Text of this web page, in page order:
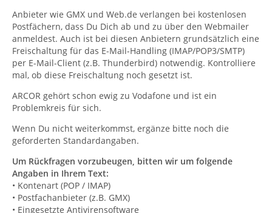
Anbieter wie GMX und Web.de verlangen bei kostenlosen
Postfächern, dass Du Dich ab und zu über den Webmailer
anmeldest. Auch ist bei diesen Anbietern grundsätzlich eine
Freischaltung für das E-Mail-Handling (IMAP/POP3/SMTP)
per E-Mail-Client (z.B. Thunderbird) notwendig. Kontrolliere
mal, ob diese Freischaltung noch gesetzt ist.
ARCOR gehört schon ewig zu Vodafone und ist ein
Problemkreis für sich.
Wenn Du nicht weiterkommst, ergänze bitte noch die
geforderten Standardangaben.
Um Rückfragen vorzubeugen, bitten wir um folgende
Angaben in Ihrem Text:
• Kontenart (POP / IMAP)
• Postfachanbieter (z.B. GMX)
• Eingesetzte Antivirensoftware